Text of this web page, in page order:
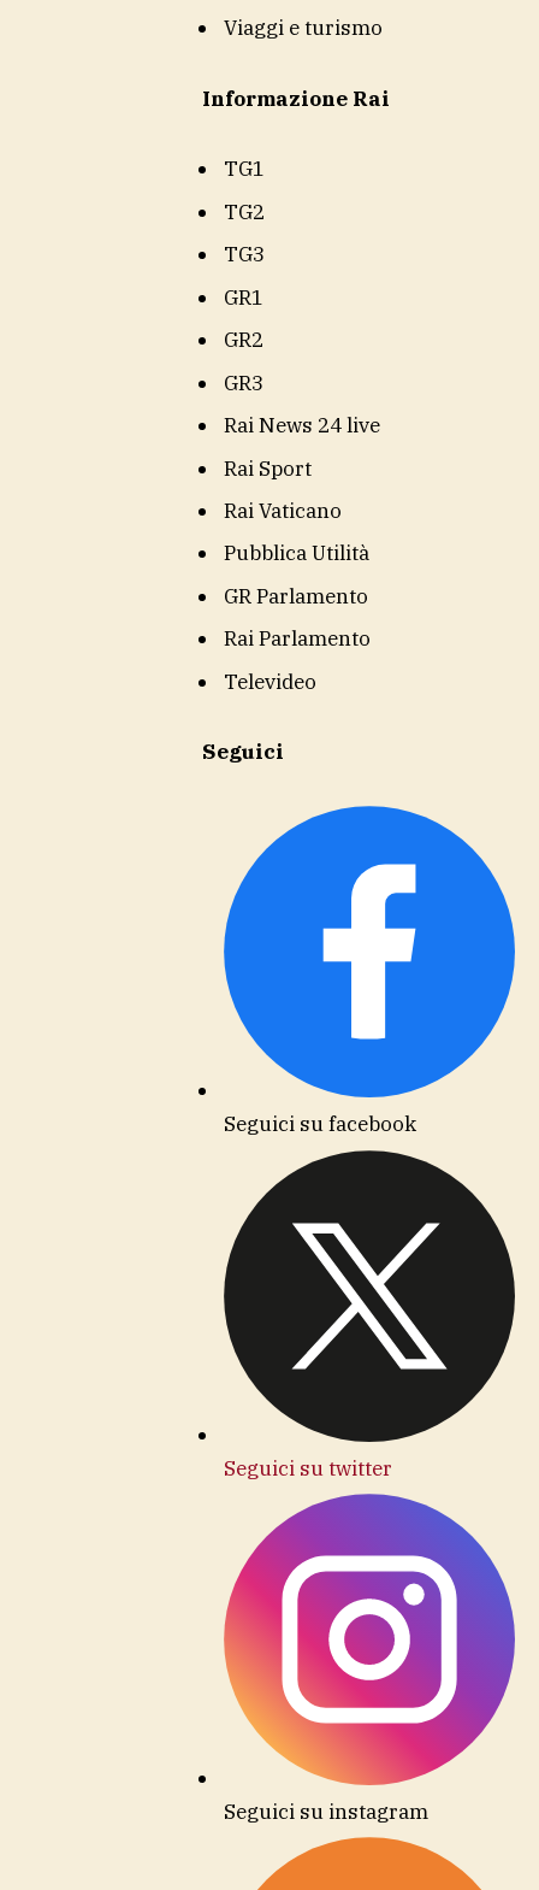
Viaggi e turismo
Informazione Rai
TG1
TG2
TG3
GR1
GR2
GR3
Rai News 24 live
Rai Sport
Rai Vaticano
Pubblica Utilità
GR Parlamento
Rai Parlamento
Televideo
Seguici
Seguici su facebook
Seguici su twitter
Seguici su instagram